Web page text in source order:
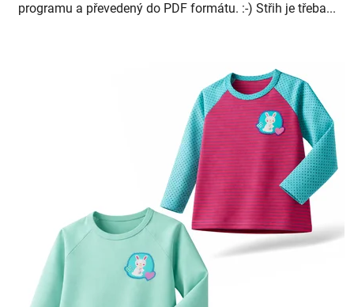
programu a převedený do PDF formátu. :-) Střih je třeba...